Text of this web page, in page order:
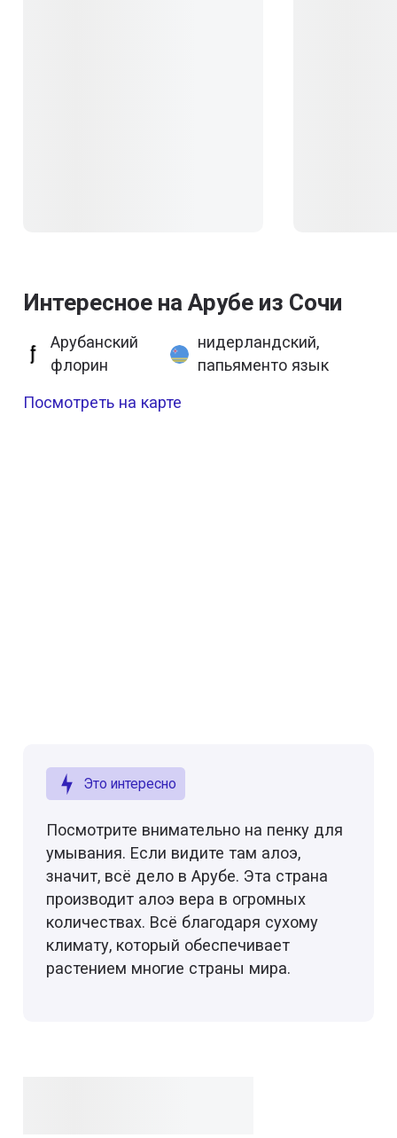
Интересное на Арубе из Сочи
Арубанский
флорин
нидерландский,
папьяменто язык
Посмотреть на карте
Это интересно
Посмотрите внимательно на пенку для
умывания. Если видите там алоэ,
значит, всё дело в Арубе. Эта страна
производит алоэ вера в огромных
количествах. Всё благодаря сухому
климату, который обеспечивает
растением многие страны мира.